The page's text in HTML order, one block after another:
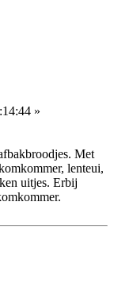
»
Met
lenteui,
uitjes. Erbij